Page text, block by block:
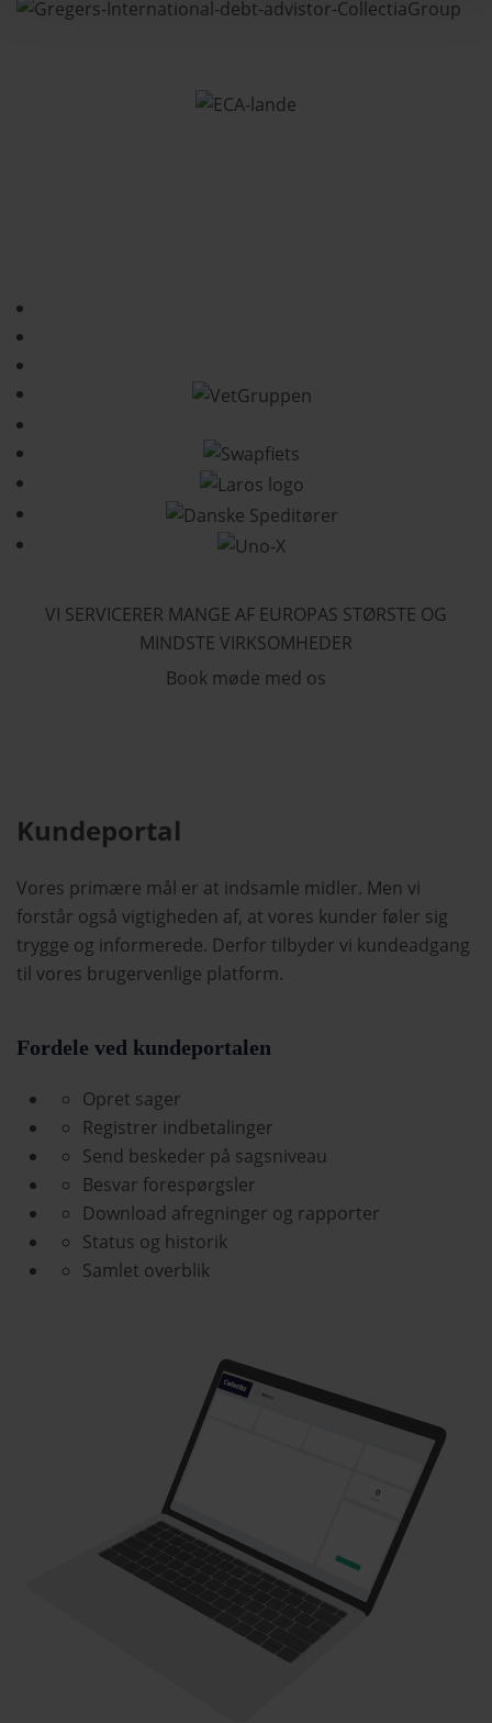
VI SERVICERER MANGE AF EUROPAS STØRSTE OG
MINDSTE VIRKSOMHEDER
Book møde med os
Kundeportal
Vores primære mål er at indsamle midler. Men vi
forstår også vigtigheden af, at vores kunder føler sig
trygge og informerede. Derfor tilbyder vi kundeadgang
til vores brugervenlige platform.
Fordele ved kundeportalen
Opret sager
Registrer indbetalinger
Send beskeder på sagsniveau
Besvar forespørgsler
Download afregninger og rapporter
Status og historik
Samlet overblik